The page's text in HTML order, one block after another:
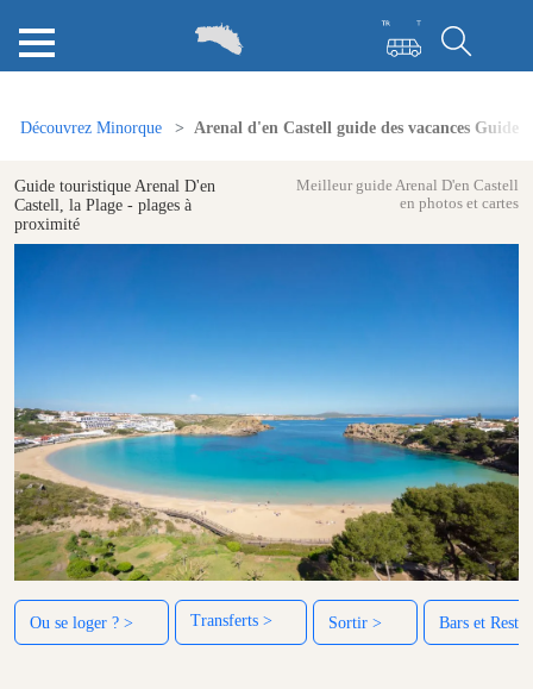
?>
Découvrez Minorque Arenal d'en Castell guide des vacances Guide
Guide touristique Arenal D'en
Castell, la Plage - plages à
proximité
Meilleur guide Arenal D'en Castell
en photos et cartes
Ou se loger ? > Transferts > Sortir > Bars et